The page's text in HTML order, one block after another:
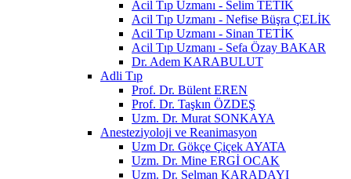
Acil Tıp Uzmanı - Selim TETİK
Acil Tıp Uzmanı - Nefise Büşra ÇELİK
Acil Tıp Uzmanı - Sinan TETİK
Acil Tıp Uzmanı - Sefa Özay BAKAR
Dr. Adem KARABULUT
Adli Tıp
Prof. Dr. Bülent EREN
Prof. Dr. Taşkın ÖZDEŞ
Uzm. Dr. Murat SONKAYA
Anesteziyoloji ve Reanimasyon
Uzm Dr. Gökçe Çiçek AYATA
Uzm. Dr. Mine ERGİ OCAK
Uzm. Dr. Selman KARADAYI